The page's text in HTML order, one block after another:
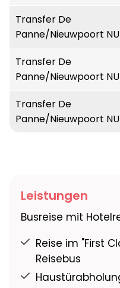
Transfer De
Panne/Nieuwpoort
Transfer De
Panne/Nieuwpoort
Transfer De
Panne/Nieuwpoort
Leistungen
Busreise mit
Reise im "First
Reisebus